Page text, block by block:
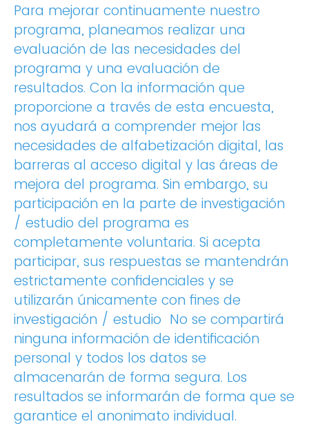
Para mejorar continuamente nuestro
programa, planeamos realizar una
evaluación de las necesidades del
programa y una evaluación de
resultados. Con la información que
proporcione a través de esta encuesta,
nos ayudará a comprender mejor las
necesidades de alfabetización digital, las
barreras al acceso digital y las áreas de
mejora del programa. Sin embargo, su
participación en la parte de investigación
/ estudio del programa es
completamente voluntaria. Si acepta
participar, sus respuestas se mantendrán
estrictamente confidenciales y se
utilizarán únicamente con fines de
investigación / estudio No se compartirá
ninguna información de identificación
personal y todos los datos se
almacenarán de forma segura. Los
resultados se informarán de forma que se
garantice el anonimato individual.